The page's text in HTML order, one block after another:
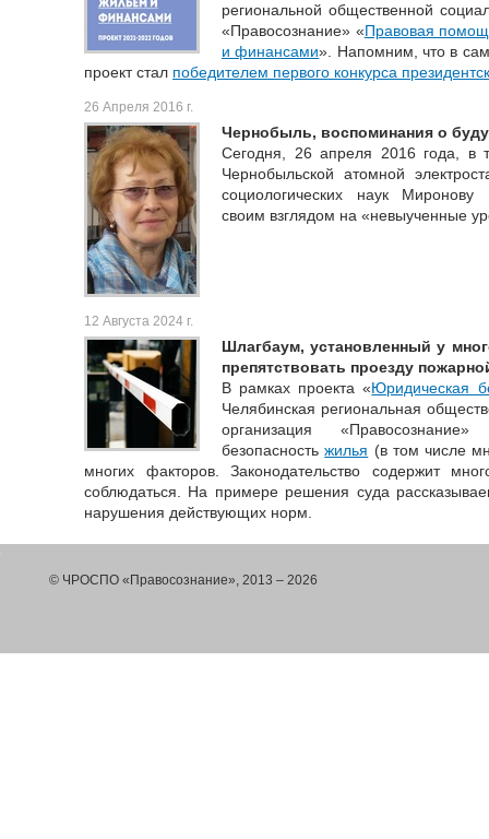
региональной общественной
«Правосознание» «Правовая
и финансами». Напомним, что в
проект стал победителем первого конкурса
26 Апреля 2016 г.
Чернобыль, воспоминания о
Сегодня, 26 апреля 2016 года, в
Чернобыльской атомной
социологических наук
своим взглядом на «невыученные
12 Августа 2024 г.
Шлагбаум, установленный у
препятствовать проезду
В рамках проекта «Юридическая
Челябинская региональная
организация
безопасностьжилья (в том числе
многих факторов. Законодательство содержит
соблюдаться. На примере решения суда
нарушения действующих норм.
© ЧРОСПО «Правосознание», 2013 – 2026